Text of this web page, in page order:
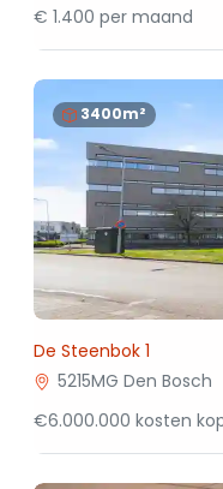
€ 1.400 per maand
3400m²
De Steenbok 1
5215MG Den Bosch
€6.000.000 kosten